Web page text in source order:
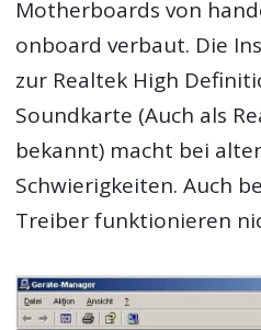
Motherboards von
onboard verbaut. Die
zur Realtek High
Soundkarte (Auch als
bekannt) macht bei
Schwierigkeiten. Auch
Treiber funktionieren